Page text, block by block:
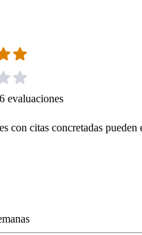
evaluaciones
con citas concretadas